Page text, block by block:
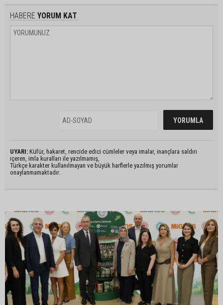
HABERE YORUM KAT
UYARI: Küfür, hakaret, rencide edici cümleler veya imalar, inançlara saldırı
içeren, imla kuralları ile yazılmamış,
Türkçe karakter kullanılmayan ve büyük harflerle yazılmış yorumlar
onaylanmamaktadır.